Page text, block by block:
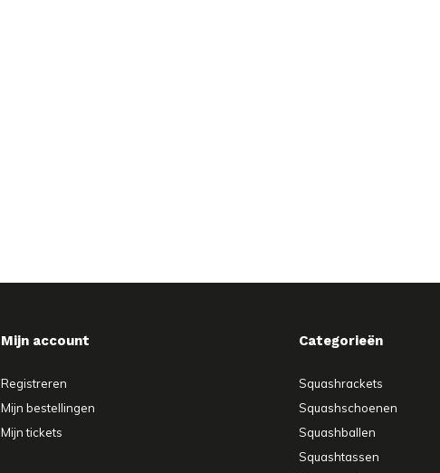
Mijn account
Registreren
Mijn bestellingen
Mijn tickets
Categorieën
Squashrackets
Squashschoenen
Squashballen
Squashtassen